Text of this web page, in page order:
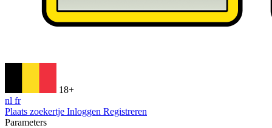
18+
nl fr
Plaats zoekertje Inloggen Registreren
Parameters